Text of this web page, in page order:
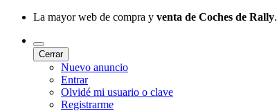
La mayor web de compra y venta de Coches de Rally.
Cerrar
Nuevo anuncio
Entrar
Olvidé mi usuario o clave
Registrarme